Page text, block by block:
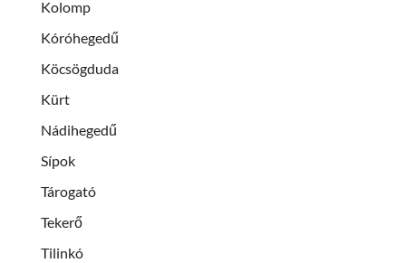
Kolomp
Kóróhegedű
Köcsögduda
Kürt
Nádihegedű
Sípok
Tárogató
Tekerő
Tilinkó